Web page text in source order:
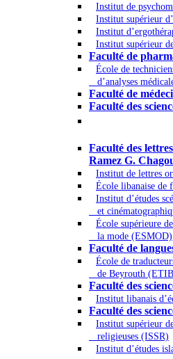
Institut de
Institut supérieur
Institut
Institut supérieur
Faculté de
École de
d’analyses
Faculté de
Faculté des
Faculté des
Ramez G.
Institut de lettres
École libanaise de
Institut d’études
et
École supérieure
la mode (ESMOD)
Faculté de
École de
de Beyrouth
Faculté des
Institut libanais
Faculté des
Institut supérieur
religieuses (ISSR)
Institut d’études